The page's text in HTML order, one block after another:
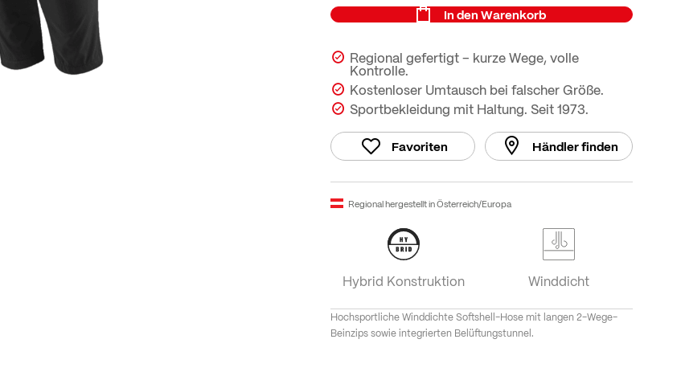
In den Warenkorb
Regional gefertigt – kurze Wege, volle
Kontrolle.
Kostenloser Umtausch bei falscher Größe.
Sportbekleidung mit Haltung. Seit 1973.
Favoriten Händler finden
Regional hergestellt in Österreich/Europa
Hybrid Konstruktion Winddicht
Hochsportliche Winddichte Softshell-Hose mit langen 2-Wege-
Beinzips sowie integrierten Belüftungstunnel.